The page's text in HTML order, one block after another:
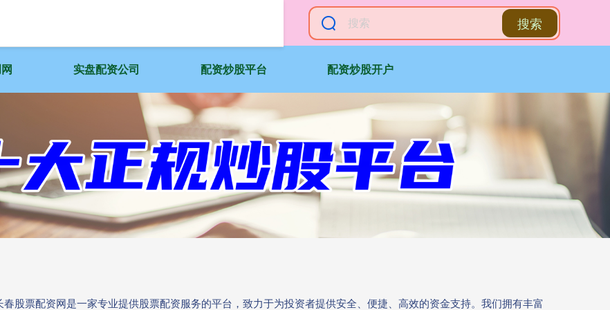
搜索
实盘配资公司 配资炒股平台 配资炒股开户
股票配资网是一家专业提供股票配资服务的平台，致力于为投资者提供安全、便捷、高效的资金支持。我们拥有丰富